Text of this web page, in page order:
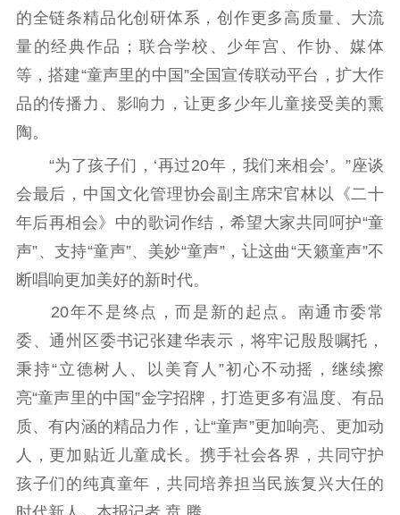
的全链条精品化创研体系，创作更多高质量、大流
量的经典作品；联合学校、少年宫、作协、媒体
等，搭建“童声里的中国”全国宣传联动平台，扩大作
品的传播力、影响力，让更多少年儿童接受美的熏
陶。
“为了孩子们，‘再过20年，我们来相会’。”座谈
会最后，中国文化管理协会副主席宋官林以《二十
年后再相会》中的歌词作结，希望大家共同呵护“童
声”、支持“童声”、美妙“童声”，让这曲“天籁童声”不
断唱响更加美好的新时代。
20年不是终点，而是新的起点。南通市委常
委、通州区委书记张建华表示，将牢记殷殷嘱托，
秉持“立德树人、以美育人”初心不动摇，继续擦
亮“童声里的中国”金字招牌，打造更多有温度、有品
质、有内涵的精品力作，让“童声”更加响亮、更加动
人，更加贴近儿童成长。携手社会各界，共同守护
孩子们的纯真童年，共同培养担当民族复兴大任的